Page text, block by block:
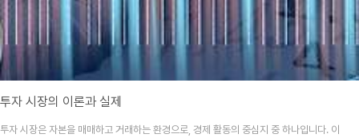
투자 시장의 이론과 실제
투자 시장은 자본을 매매하고 거래하는 환경으로, 경제 활동의 중심지 중 하나입니다. 이